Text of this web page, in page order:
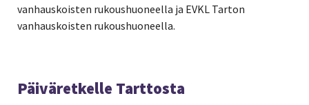
vanhauskoisten rukoushuoneella ja EVKL Tarton
vanhauskoisten rukoushuoneella.
Päiväretkelle Tarttosta